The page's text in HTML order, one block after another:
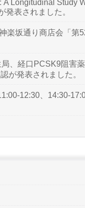
A Longitudinal Study
発表されました。
楽坂通り商店会「第
、経口PCSK9阻害
が発表されました。
12:30、14:30-